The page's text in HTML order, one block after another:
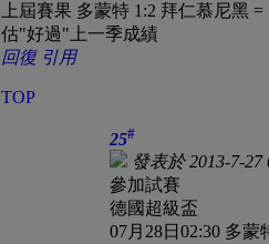
上屆賽果 多蒙特 1:2 拜仁慕尼黑 =
估"好過"上一季成績
回復 引用
TOP
25#
發表於 2013-7-27
參加試賽
德國超級盃
07月28日02:30 多蒙